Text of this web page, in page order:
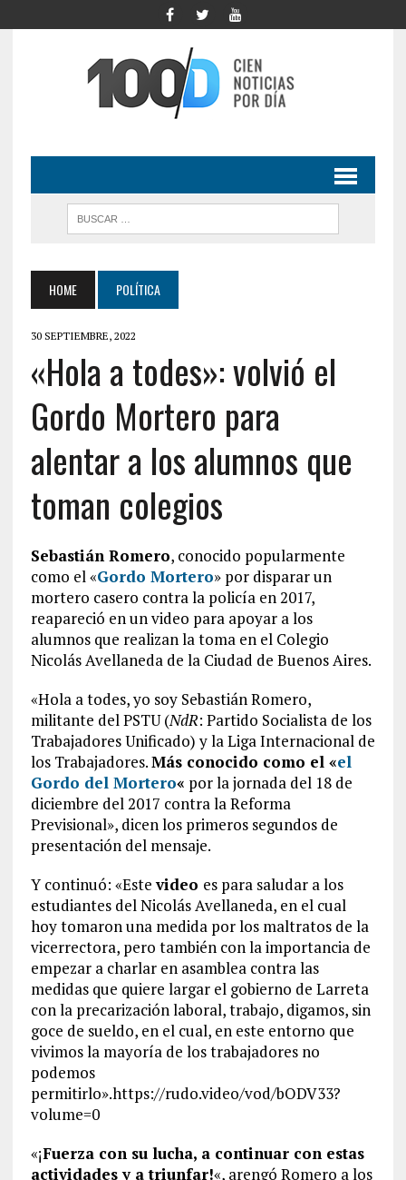
HOME POLÍTICA
30 SEPTIEMBRE, 2022
«Hola a todes»: volvió el
Gordo Mortero para
alentar a los alumnos que
toman colegios
Sebastián Romero, conocido popularmente
como el «Gordo Mortero» por disparar un
mortero casero contra la policía en 2017,
reapareció en un video para apoyar a los
alumnos que realizan la toma en el Colegio
Nicolás Avellaneda de la Ciudad de Buenos Aires.
«Hola a todes, yo soy Sebastián Romero,
militante del PSTU (NdR: Partido Socialista de los
Trabajadores Unificado) y la Liga Internacional de
los Trabajadores.Más conocido como el «el
Gordo del Mortero« por la jornada del 18 de
diciembre del 2017 contra la Reforma
Previsional», dicen los primeros segundos de
presentación del mensaje.
Y continuó: «Estevideo es para saludar a los
estudiantes del Nicolás Avellaneda, en el cual
hoy tomaron una medida por los maltratos de la
vicerrectora, pero también con la importancia de
empezar a charlar en asamblea contra las
medidas que quiere largar el gobierno de Larreta
con la precarización laboral, trabajo, digamos, sin
goce de sueldo, en el cual, en este entorno que
vivimos la mayoría de los trabajadores no
podemos
permitirlo».https://rudo.video/vod/bODV33?
volume=0
«¡Fuerza con su lucha, a continuar con estas
actividades y a triunfar!«, arengó Romero a los